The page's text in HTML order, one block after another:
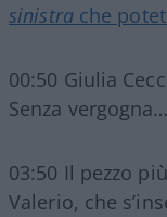
sinistrache
00:50 Giulia
Senza vergogna…
03:50 Il pezzo
Valerio, che